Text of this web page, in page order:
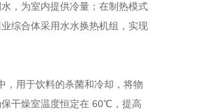
，为室内提供冷量；在制热模式
综合体采用水水换热机组，实现
用于饮料的杀菌和冷却，将物
干燥室温度恒定在 60℃，提高